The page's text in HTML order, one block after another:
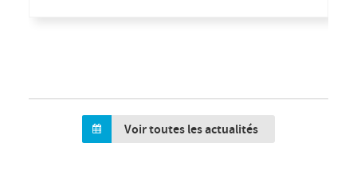
Voir toutes les actualités